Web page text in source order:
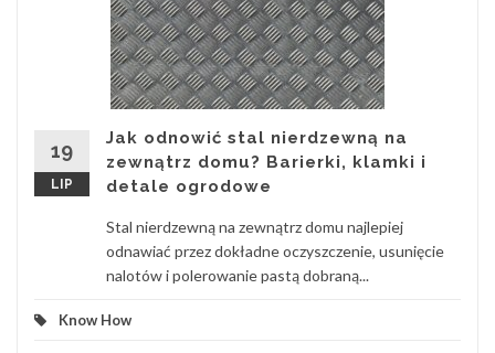
19
LIP
Jak odnowić stal nierdzewną na
zewnątrz domu? Barierki, klamki i
detale ogrodowe
Stal nierdzewną na zewnątrz domu najlepiej
odnawiać przez dokładne oczyszczenie, usunięcie
nalotów i polerowanie pastą dobraną...
Know How